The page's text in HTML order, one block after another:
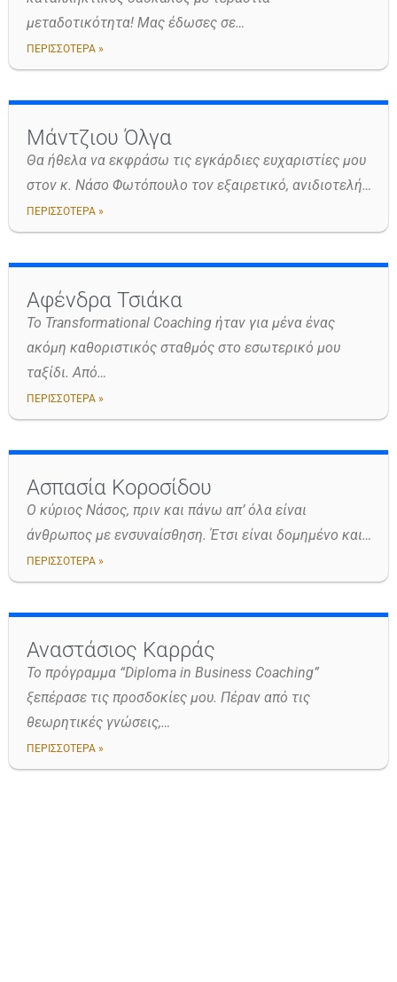
μεταδοτικότητα! Μας έδωσες σε…
ΠΕΡΙΣΣΟΤΕΡΑ »
Μάντζιου Όλγα
Θα ήθελα να εκφράσω τις εγκάρδιες ευχαριστίες μου
στον κ. Νάσο Φωτόπουλο τον εξαιρετικό, ανιδιοτελή…
ΠΕΡΙΣΣΟΤΕΡΑ »
Αφένδρα Τσιάκα
Το Transformational Coaching ήταν για μένα ένας
ακόμη καθοριστικός σταθμός στο εσωτερικό μου
ταξίδι. Από…
ΠΕΡΙΣΣΟΤΕΡΑ »
Ασπασία Κοροσίδου
Ο κύριος Νάσος, πριν και πάνω απ’ όλα είναι
άνθρωπος με ενσυναίσθηση. Έτσι είναι δομημένο και…
ΠΕΡΙΣΣΟΤΕΡΑ »
Αναστάσιος Καρράς
Το πρόγραμμα “Diploma in Business Coaching”
ξεπέρασε τις προσδοκίες μου. Πέραν από τις
θεωρητικές γνώσεις,…
ΠΕΡΙΣΣΟΤΕΡΑ »